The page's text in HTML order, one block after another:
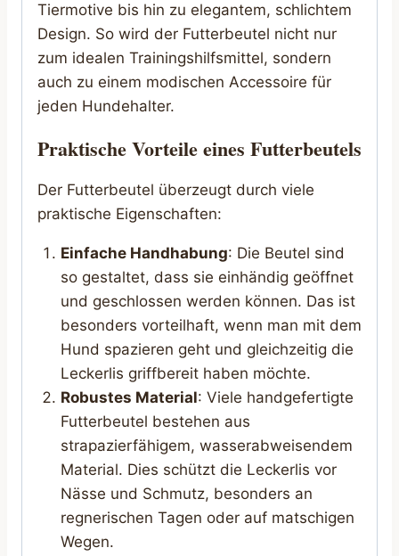
Tiermotive bis hin zu elegantem, schlichtem
Design. So wird der Futterbeutel nicht nur
zum idealen Trainingshilfsmittel, sondern
auch zu einem modischen Accessoire für
jeden Hundehalter.
Praktische Vorteile eines Futterbeutels
Der Futterbeutel überzeugt durch viele
praktische Eigenschaften:
Einfache Handhabung: Die Beutel sind
so gestaltet, dass sie einhändig geöffnet
und geschlossen werden können. Das ist
besonders vorteilhaft, wenn man mit dem
Hund spazieren geht und gleichzeitig die
Leckerlis griffbereit haben möchte.
Robustes Material: Viele handgefertigte
Futterbeutel bestehen aus
strapazierfähigem, wasserabweisendem
Material. Dies schützt die Leckerlis vor
Nässe und Schmutz, besonders an
regnerischen Tagen oder auf matschigen
Wegen.